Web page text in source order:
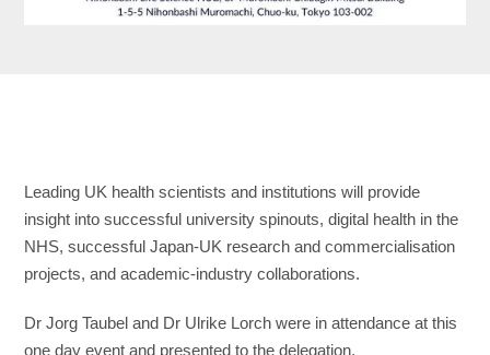
Leading UK health scientists and institutions will provide
insight into successful university spinouts, digital health in the
NHS, successful Japan-UK research and commercialisation
projects, and academic-industry collaborations.
Dr Jorg Taubel and Dr Ulrike Lorch were in attendance at this
one day event and presented to the delegation.